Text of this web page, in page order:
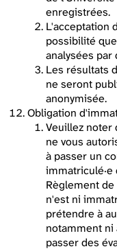
enregistrées.
L'acceptation
possibilité
analysées par
Les résultats
ne seront
anonymisée.
Obligation
Veuillez noter
ne vous
à passer un
immatriculé·e
Règlement
n'est ni
prétendre à
notamment ni
passer des